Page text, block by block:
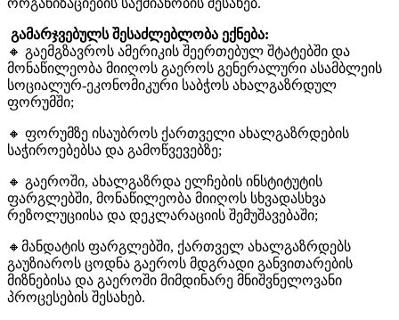
ორგანიზაციების საქმიანობის შესახებ.
გამარჯვებულს შესაძლებლობა ექნება:
🔸 გაემგზავროს ამერიკის შეერთებულ შტატებში და
მონაწილეობა მიიღოს გაეროს გენერალური ასამბლეის
სოციალურ-ეკონომიკური საბჭოს ახალგაზრდულ
ფორუმში;
🔸 ფორუმზე ისაუბროს ქართველი ახალგაზრდების
საჭიროებებსა და გამოწვევებზე;
🔸 გაეროში, ახალგაზრდა ელჩების ინსტიტუტის
ფარგლებში, მონაწილეობა მიიღოს სხვადასხვა
რეზოლუციისა და დეკლარაციის შემუშავებაში;
🔸მანდატის ფარგლებში, ქართველ ახალგაზრდებს
გაუზიაროს ცოდნა გაეროს მდგრადი განვითარების
მიზნებისა და გაეროში მიმდინარე მნიშვნელოვანი
პროცესების შესახებ.